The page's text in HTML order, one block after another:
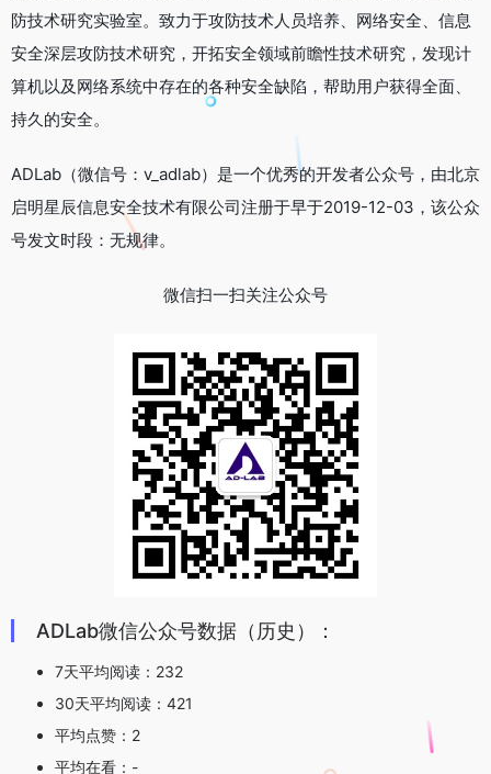
防技术研究实验室。致力于攻防技术人员培养、网络安全、信息
安全深层攻防技术研究，开拓安全领域前瞻性技术研究，发现计
算机以及网络系统中存在的各种安全缺陷，帮助用户获得全面、
持久的安全。
ADLab（微信号：v_adlab）是一个优秀的开发者公众号，由北京
启明星辰信息安全技术有限公司注册于早于2019-12-03，该公众
号发文时段：无规律。
微信扫一扫关注公众号
ADLab微信公众号数据（历史）：
7天平均阅读：232
30天平均阅读：421
平均点赞：2
平均在看：-